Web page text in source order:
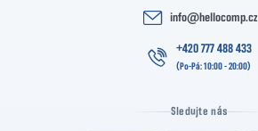
info@hellocomp.cz
+420 777 488 433
Sledujte nás